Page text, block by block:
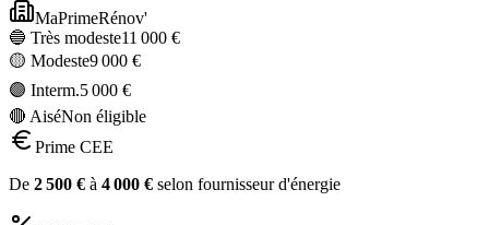
MaPrimeRénov'
🔵 Très modeste11 000 €
🟡 Modeste9 000 €
🟣 Interm.5 000 €
🔴 AiséNon éligible
Prime CEE
De 2 500 € à 4 000 € selon fournisseur d'énergie